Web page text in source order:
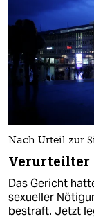
Nach Urteil zur
Verurteilter
Das Gericht
sexueller
bestraft. Jetzt